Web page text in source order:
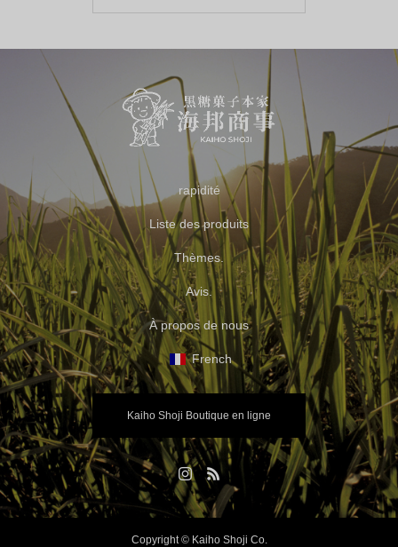
rapidité
Liste des produits
Thèmes.
Avis.
À propos de nous
French
Kaiho Shoji Boutique en ligne
Copyright © Kaiho Shoji Co.